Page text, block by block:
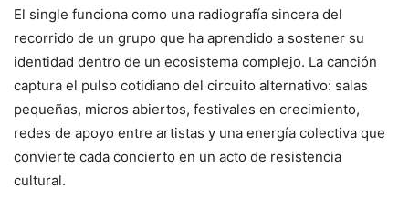
El single funciona como una radiografía sincera del
recorrido de un grupo que ha aprendido a sostener su
identidad dentro de un ecosistema complejo. La canción
captura el pulso cotidiano del circuito alternativo: salas
pequeñas, micros abiertos, festivales en crecimiento,
redes de apoyo entre artistas y una energía colectiva que
convierte cada concierto en un acto de resistencia
cultural.